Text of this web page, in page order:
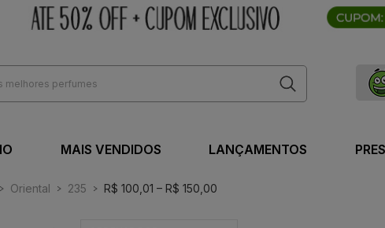
MAIS VENDIDOS LANÇAMENTOS
Oriental 235 R$ 100,01 – R$ 150,00